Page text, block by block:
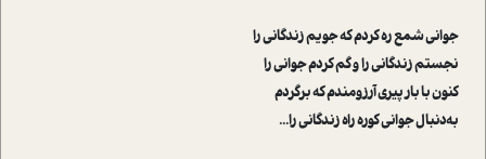
جوانی شمع ره کردم که جویم زندگانی را
نجستم زندگانی را و گم کردم جوانی را
کنون با بار پیری آرزومندم که برگردم
به‌دنبال جوانی کوره راه زندگانی را...